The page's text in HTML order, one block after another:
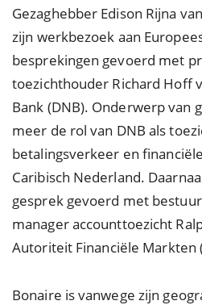
Gezaghebber Edison Rijna
zijn werkbezoek aan
besprekingen gevoerd met
toezichthouder Richard Hoff
Bank (DNB). Onderwerp van
meer de rol van DNB als
betalingsverkeer en
Caribisch Nederland.
gesprek gevoerd met
manager accounttoezicht
Autoriteit Financiële Markten
Bonaire is vanwege zijn